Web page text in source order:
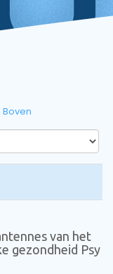
Boven
van het
gezondheid Psy